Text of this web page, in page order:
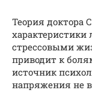
Теория доктора
стрессовыми
приводит к
источник
напряжения не